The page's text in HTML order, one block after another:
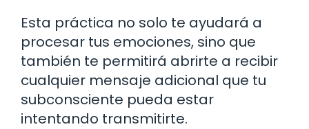
Esta práctica no solo te ayudará a
procesar tus emociones, sino que
también te permitirá abrirte a recibir
cualquier mensaje adicional que tu
subconsciente pueda estar
intentando transmitirte.